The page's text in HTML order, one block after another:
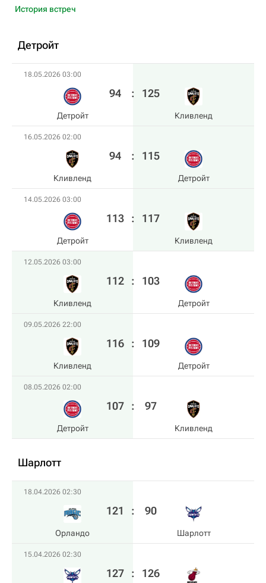
История встреч
Детройт
18.05.2026 03:00
Детройт
94 : 125
Кливленд
16.05.2026 02:00
Кливленд
94 : 115
Детройт
14.05.2026 03:00
Детройт
113 : 117
Кливленд
12.05.2026 03:00
Кливленд
112 : 103
Детройт
09.05.2026 22:00
Кливленд
116 : 109
Детройт
08.05.2026 02:00
Детройт
107 : 97
Кливленд
Шарлотт
18.04.2026 02:30
Орландо
121 : 90
Шарлотт
15.04.2026 02:30
127 : 126